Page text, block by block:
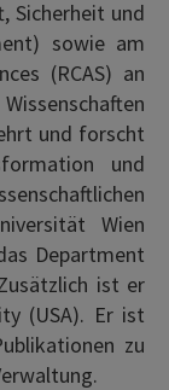
Sicherheit und
sowie am
(RCAS) an
und forscht
und
Wien
Department
ist er
(USA). Er ist
zu